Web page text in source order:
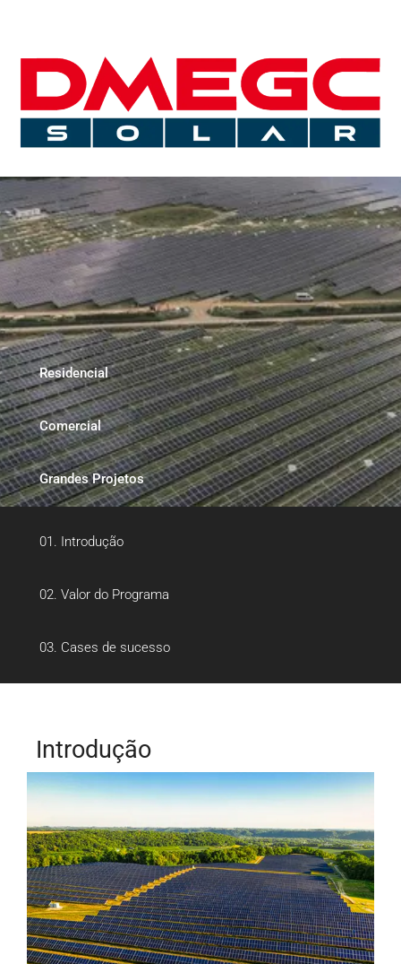
Energia e serviços públicos,
de forma sustentável
Residencial
Comercial
Grandes Projetos
01. Introdução
02. Valor do Programa
03. Cases de sucesso
Introdução